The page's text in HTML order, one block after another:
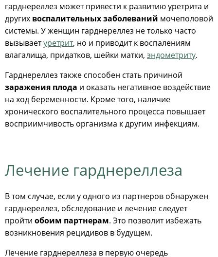
гарднереллез может привести к развитию уретрита и
других воспалительных заболеваний мочеполовой
системы. У женщин гарднереллез не только часто
вызываетуретрит, но и приводит к воспалениям
влагалища, придатков, шейки матки, эндометриту.
Гарднереллез также способен стать причиной
заражения плода и оказать негативное воздействие
на ход беременности. Кроме того, наличие
хронического воспалительного процесса повышает
восприимчивость организма к другим инфекциям.
Лечение гарднереллеза
В том случае, если у одного из партнеров обнаружен
гарднереллез, обследование и лечение следует
пройти обоим партнерам. Это позволит избежать
возникновения рецидивов в будущем.
Лечение гарднереллеза в первую очередь